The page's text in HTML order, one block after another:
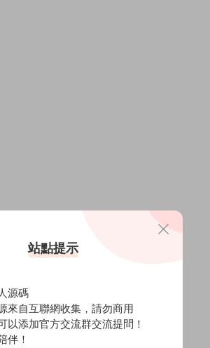
站點提示
源碼
來自互聯網收集，請勿商用
以添加官方交流群交流提問！
伴！